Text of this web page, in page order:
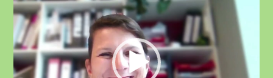
přehrávač